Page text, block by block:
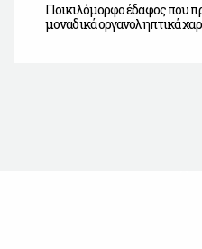
Ποικιλόμορφο έδαφος που
μοναδικά οργανοληπτικά